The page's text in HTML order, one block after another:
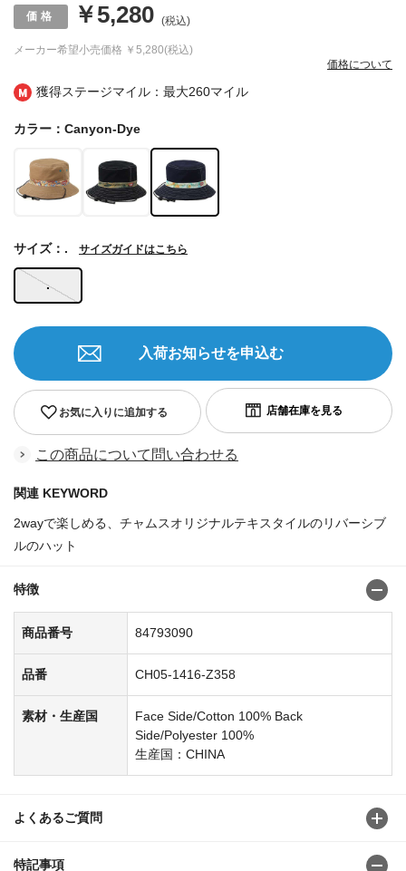
獲得ステージマイル：最大260マイル
メーカー希望小売価格 ￥5,280(税込)
￥5,280 (税込)
価格について
カラー：Canyon-Dye
.
サイズ：. サイズガイドはこちら
お気に入りに追加する
入荷お知らせを申込む
この商品について問い合わせる
関連 KEYWORD
2wayで楽しめる、チャムスオリジナルテキスタイルのリバーシブ
ルのハット
特徴
商品番号 84793090
品番 CH05-1416-Z358
素材・生産国
Face Side/Cotton 100% Back
Side/Polyester 100%
生産国：CHINA
よくあるご質問
特記事項